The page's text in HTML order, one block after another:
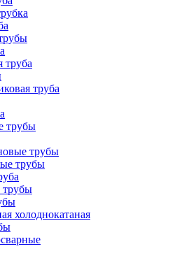
труба
труба
трубы
трубы
трубы
холоднокатаная